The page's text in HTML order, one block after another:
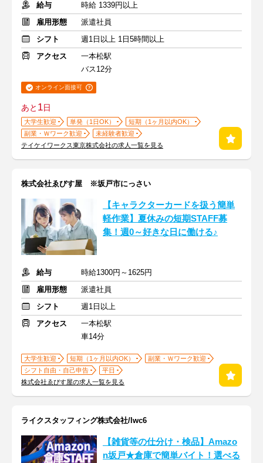
給与
時給 1339円以上
雇用形態
派遣社員
シフト
週1日以上 1日5時間以上
アクセス
一本松駅
バス12分
オンライン面接可
あと 1日
大学生歓迎 単発（1日OK）
短期（1ヶ月以内OK）
副業・Ｗワーク歓迎
未経験者歓迎
テイケイワークス東京株式会社の求人一覧を見る
株式会社ゑびす屋 ※坂戸市にっさい
【キャラクターカードを扱う簡単
軽作業】夏休みの短期STAFF募
集！週0～好きな日に働ける♪
給与
時給1300円～1625円
雇用形態
派遣社員
シフト
週1日以上
アクセス
一本松駅
車14分
大学生歓迎 短期（1ヶ月以内OK）
副業・Ｗワーク歓迎
シフト自由・自己申告
平日
株式会社ゑびす屋の求人一覧を見る
ライクスタッフィング株式会社/lwc6
【雑貨等の仕分け・検品】Amazo
n坂戸★倉庫で簡単バイト！選べる